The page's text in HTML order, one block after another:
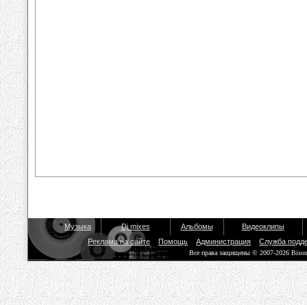
Музыка Dj mixes Альбомы
Видеоклипы
Реклама на сайте
Помощь Администрация Служба
Все права защищены © 2007-2026